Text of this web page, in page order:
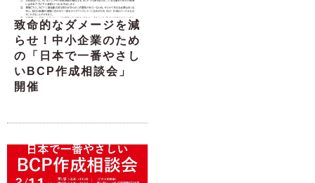
致命的なダメージを減
らせ！中小企業のため
の「日本で一番やさし
いBCP作成相談会」
開催